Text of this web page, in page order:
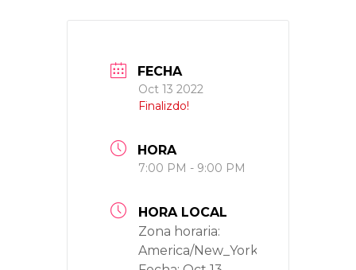
FECHA
Oct 13 2022
Finalizdo!
HORA
7:00 PM - 9:00 PM
HORA LOCAL
Zona horaria:
America/New_York